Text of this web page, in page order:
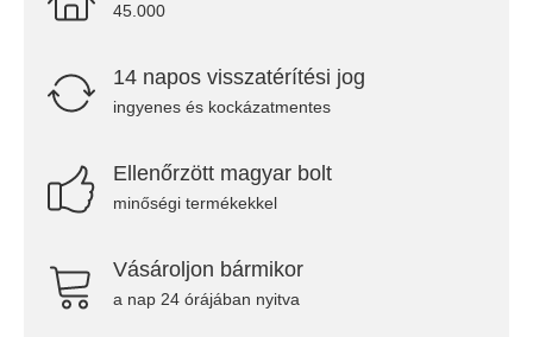
45.000
14 napos visszatérítési jog
ingyenes és kockázatmentes
Ellenőrzött magyar bolt
minőségi termékekkel
Vásároljon bármikor
a nap 24 órájában nyitva